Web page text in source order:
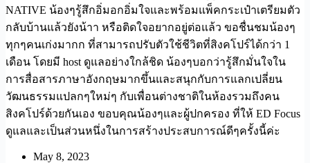
NATIVE น้องๆรู้สึกอิ่มอกอิ่มใจและพร้อมแพ็คกระเป๋าเตรียมตัว
กลับบ้านแล้วยังน้าา หรือติดใจอยากอยู่ต่อแล้ว ขอชื่นชมน้องๆ
ทุกๆคนเก่งมากก ที่สามารถปรับตัวใช้ชีวิตที่สิงคโปร์ได้กว่า 1
เดือน โดยมี host ดูแลอย่างใกล้ชิด น้องๆบอกว่ารู้สึกมั่นใจใน
การสื่อสารภาษาอังกฤษมากขึ้นและสนุกกับการแลกเปลี่ยน
วัฒนธรรมแปลกๆใหม่ๆ กับเพื่อนต่างชาติในห้องรวมถึงคน
สิงคโปร์ด้วยกันเอง ขอบคุณน้องๆและผู้ปกครอง ที่ให้ ED Focus
ดูแลและเป็นส่วนหนึ่งในการสร้างประสบการณ์ดีๆครั้งนี้ค่ะ
May 8, 2023